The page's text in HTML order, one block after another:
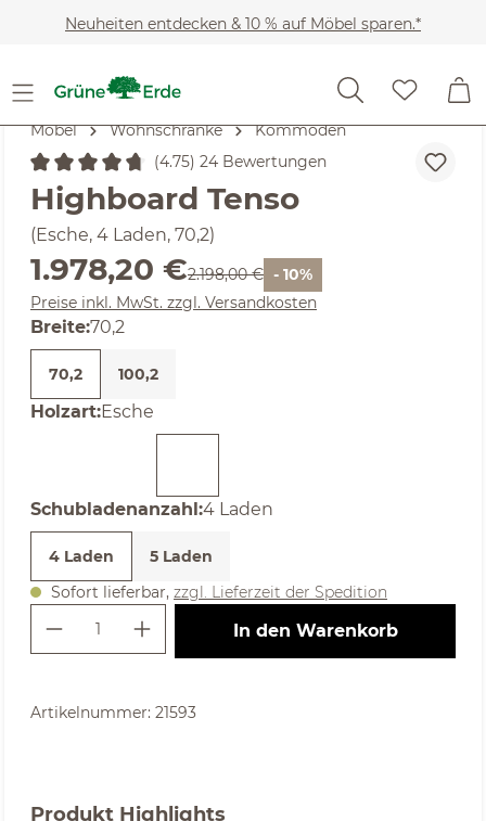
Zum Hauptinhalt springen
Neuheiten entdecken & 10 % auf Möbel sparen.*
Möbel Wohnschränke Kommoden
Durchschnittliche Bewertung von 4.75 von 5 Sternen
(4.75) 24 Bewertungen
Highboard Tenso
(Esche, 4 Laden, 70,2)
Verkaufspreis:
1.978,20 €Regulärer Preis:
2.198,00 € - 10%
Preise inkl. MwSt. zzgl. Versandkosten
Breiteauswählen
:70,2
70,2 100,2
Holzartauswählen
:Esche
Schubladenanzahlauswählen
:4 Laden
4 Laden
5 Laden
Sofort lieferbar, zzgl. Lieferzeit der Spedition
Produkt Anzahl: Gib den
In den Warenkorb
Artikelnummer: 21593
Produkt Highlights